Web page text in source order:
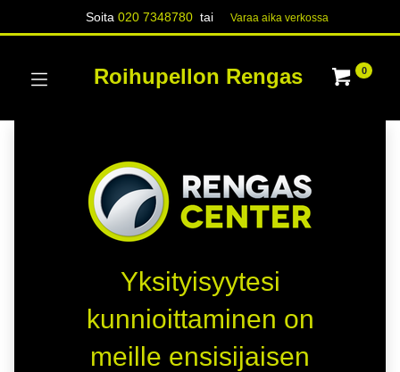
Soita020 7348780 tai Varaa aika verk​​​​ossa
Roihupellon Rengas 0
Yksityisyytesi
kunnioittaminen on
meille ensisijaisen